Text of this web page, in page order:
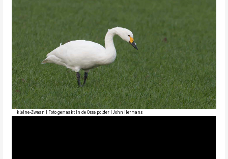
kleine-Zwaan | Foto gemaakt in de Osse polder | John Hermans